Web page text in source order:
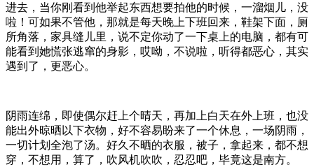
进去，当你刚看到他举起东西想要拍他的时候，一溜烟儿，没
啦！可如果不管他，那就是每天晚上下班回来，鞋架下面，厕
所角落，家具缝儿里，说不定你动了一下桌上的电脑，都有可
能看到她慌张逃窜的身影，哎呦，不说啦，听得都恶心，其实
遇到了，更恶心。
阴雨连绵，即使偶尔赶上个晴天，再加上白天在外上班，也没
能出外晾晒以下衣物，好不容易盼来了一个休息，一场阴雨，
一切计划全泡了汤。好久不晒的衣服，被子，拿起来，都不想
穿，不想用，算了，吹风机吹吹，忍忍吧，毕竟这是南方。